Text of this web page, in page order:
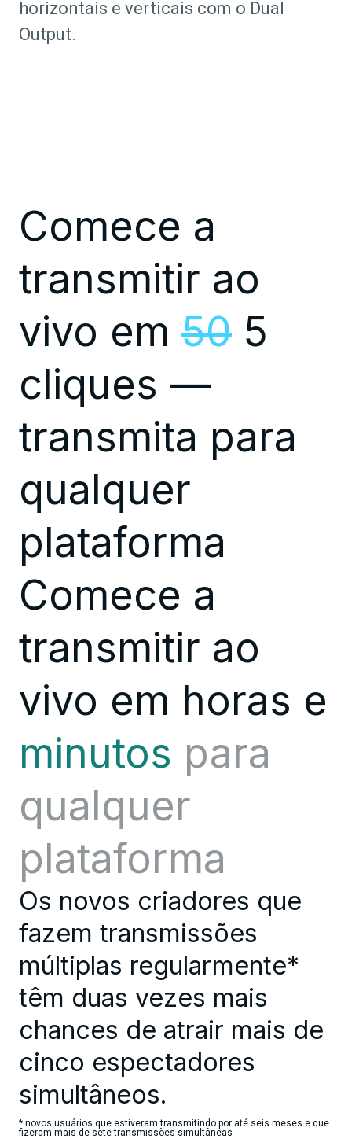
horizontais e verticais com o Dual
Output.
Comece a
transmitir ao
vivo em 50 5
cliques —
transmita para
qualquer
plataforma
Comece a
transmitir ao
vivo em horas e
minutos para
qualquer
plataforma
Os novos criadores que
fazem transmissões
múltiplas regularmente*
têm duas vezes mais
chances de atrair mais de
cinco espectadores
simultâneos.
* novos usuários que estiveram transmitindo por até seis meses e que
fizeram mais de sete transmissões simultâneas